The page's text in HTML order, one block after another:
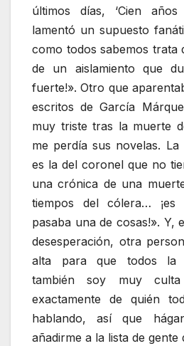
últimos días, ‘Cien
lamentó un supuesto
como todos sabemos
de un aislamiento que
fuerte!». Otro que
escritos de García
muy triste tras la muerte
me perdía sus novelas.
es la del coronel que no
una crónica de una
tiempos del cólera… ¡es
pasaba una de cosas!». Y,
desesperación, otra
alta para que todos la
también soy muy
exactamente de quién
hablando, así que
añadirme a la lista de gente